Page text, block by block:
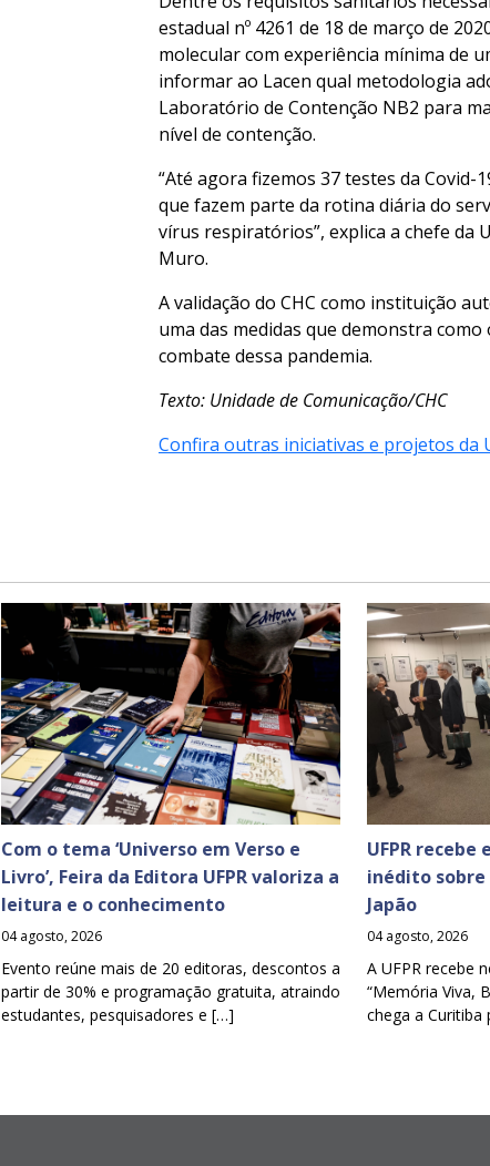
estadual nº 4261 de 18 de março de
molecular com experiência mínima de
informar ao Lacen qual metodologia
Laboratório de Contenção NB2 para
nível de contenção.
“Até agora fizemos 37 testes da
que fazem parte da rotina diária do
vírus respiratórios”, explica a chefe da
Muro.
A validação do CHC como instituição
uma das medidas que demonstra
combate dessa pandemia.
Texto: Unidade de Comunicação/CHC
Confira outras iniciativas e projetos da
Com o tema ‘Universo em Verso e
Livro’, Feira da Editora UFPR valoriza a
leitura e o conhecimento
04 agosto, 2026
Evento reúne mais de 20 editoras, descontos a
partir de 30% e programação gratuita, atraindo
estudantes, pesquisadores e […]
UFPR recebe
inédito
Japão
04 agosto, 2026
A UFPR recebe
“Memória Viva,
chega a